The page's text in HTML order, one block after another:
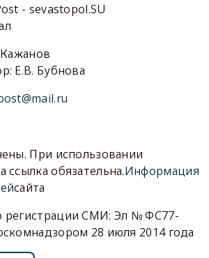
- sevastopol.SU
Е.В. Бубнова
При использовании
ссылка обязательна.Информация
сайта
регистрации СМИ: Эл № ФС77-
28 июля 2014 года